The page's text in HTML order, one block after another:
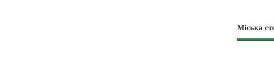
Міська